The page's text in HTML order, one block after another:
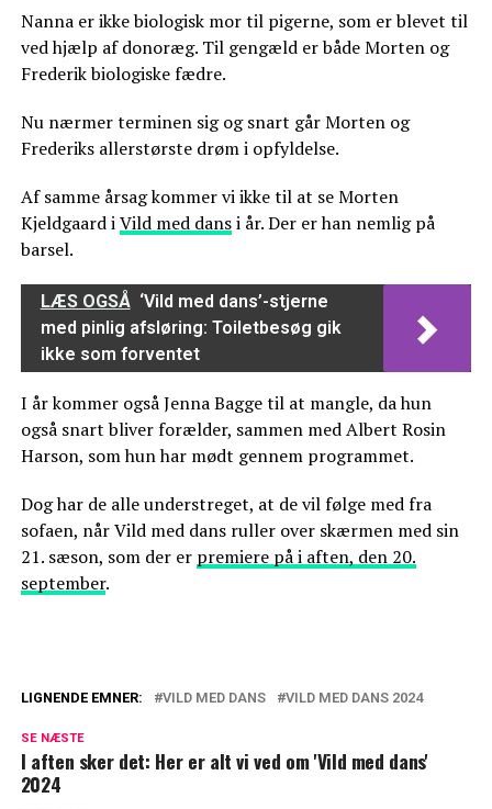
Nanna er ikke biologisk mor til pigerne, som er blevet til
ved hjælp af donoræg. Til gengæld er både Morten og
Frederik biologiske fædre.
Nu nærmer terminen sig og snart går Morten og
Frederiks allerstørste drøm i opfyldelse.
Af samme årsag kommer vi ikke til at se Morten
Kjeldgaard iVild med dansi år. Der er han nemlig på
barsel.
LÆS OGSÅ ‘Vild med dans’-stjerne
med pinlig afsløring: Toiletbesøg gik
ikke som forventet
I år kommer også Jenna Bagge til at mangle, da hun
også snart bliver forælder, sammen med Albert Rosin
Harson, som hun har mødt gennem programmet.
Dog har de alle understreget, at de vil følge med fra
sofaen, når Vild med dans ruller over skærmen med sin
21. sæson, som der er premiere på i aften, den 20.
september.
Her er årsagen
LIGNENDE EMNER: VILD MED DANS VILD MED DANS 2024
SE NÆSTE
I aften sker det: Her er alt vi ved om 'Vild med dans'
2024